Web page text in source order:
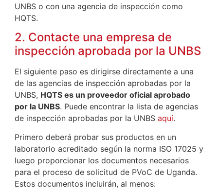
UNBS o con una agencia de inspección como
HQTS.
2. Contacte una empresa de
inspección aprobada por la UNBS
El siguiente paso es dirigirse directamente a una
de las agencias de inspección aprobadas por la
UNBS, HQTS es un proveedor oficial aprobado
por la UNBS. Puede encontrar la lista de agencias
de inspección aprobadas por la UNBS aquí.
Primero deberá probar sus productos en un
laboratorio acreditado según la norma ISO 17025 y
luego proporcionar los documentos necesarios
para el proceso de solicitud de PVoC de Uganda.
Estos documentos incluirán, al menos: